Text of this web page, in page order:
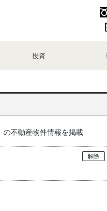
投資
の不動産物件情報を掲載
解除